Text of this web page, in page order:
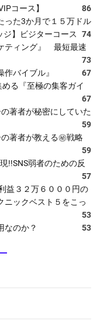
コース】
86
った3か月で１５万ドル
ジ】ビジターコース
74
ティング』 最短最速
73
バイブル』
67
る『至極の集客ガイ
67
著者が秘密にしていた
59
の著者が教える㊙戦略
59
!!SNS弱者のための反
57
益３２万６０００円の
ニックベスト５をこっ
53
なのか？
53